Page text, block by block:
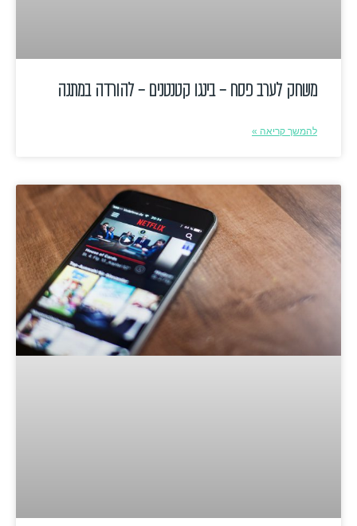
משחק לערב פסח – בינגו קטנטנים – להורדה במתנה
להמשך קריאה »